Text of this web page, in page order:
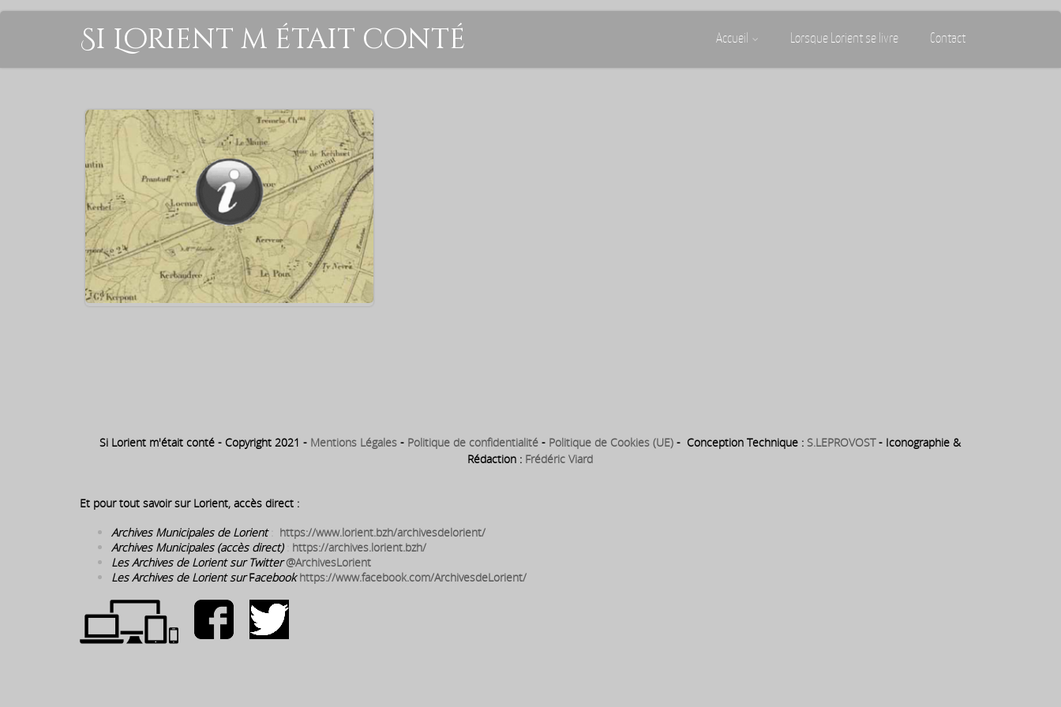
Si Lorient m était conté Accueil Lorsque Lorient se livre Contact
Si Lorient m'était conté - Copyright 2021 - Mentions Légales - Politique de confidentialité - Politique de Cookies (UE) - Conception Technique :S.LEPROVOST- Iconographie &
Rédaction : Frédéric Viard
Et pour tout savoir sur Lorient, accès direct :
Archives Municipales de Lorient
https://www.lorient.bzh/archivesdelorient/
Archives Municipales (accès direct): https://archives.lorient.bzh/
Les Archives de Lorient sur Twitter @ArchivesLorient
Les Archives de Lorient sur Facebook https://www.facebook.com/ArchivesdeLorient/